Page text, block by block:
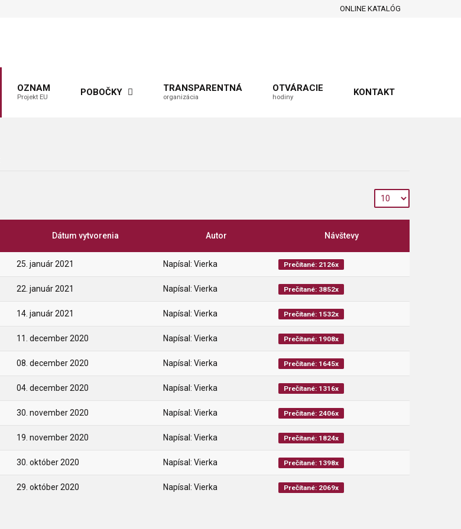
ONLINE KATALÓG
OZNAM
Projekt EU POBOČKY TRANSPARENTNÁ
organizácia
OTVÁRACIE
hodiny KONTAKT
Dátum vytvorenia Autor Návštevy
25. január 2021 Napísal: Vierka Prečítané: 2126x
22. január 2021 Napísal: Vierka Prečítané: 3852x
14. január 2021 Napísal: Vierka Prečítané: 1532x
11. december 2020 Napísal: Vierka Prečítané: 1908x
08. december 2020 Napísal: Vierka Prečítané: 1645x
04. december 2020 Napísal: Vierka Prečítané: 1316x
30. november 2020 Napísal: Vierka Prečítané: 2406x
19. november 2020 Napísal: Vierka Prečítané: 1824x
30. október 2020 Napísal: Vierka Prečítané: 1398x
29. október 2020 Napísal: Vierka Prečítané: 2069x